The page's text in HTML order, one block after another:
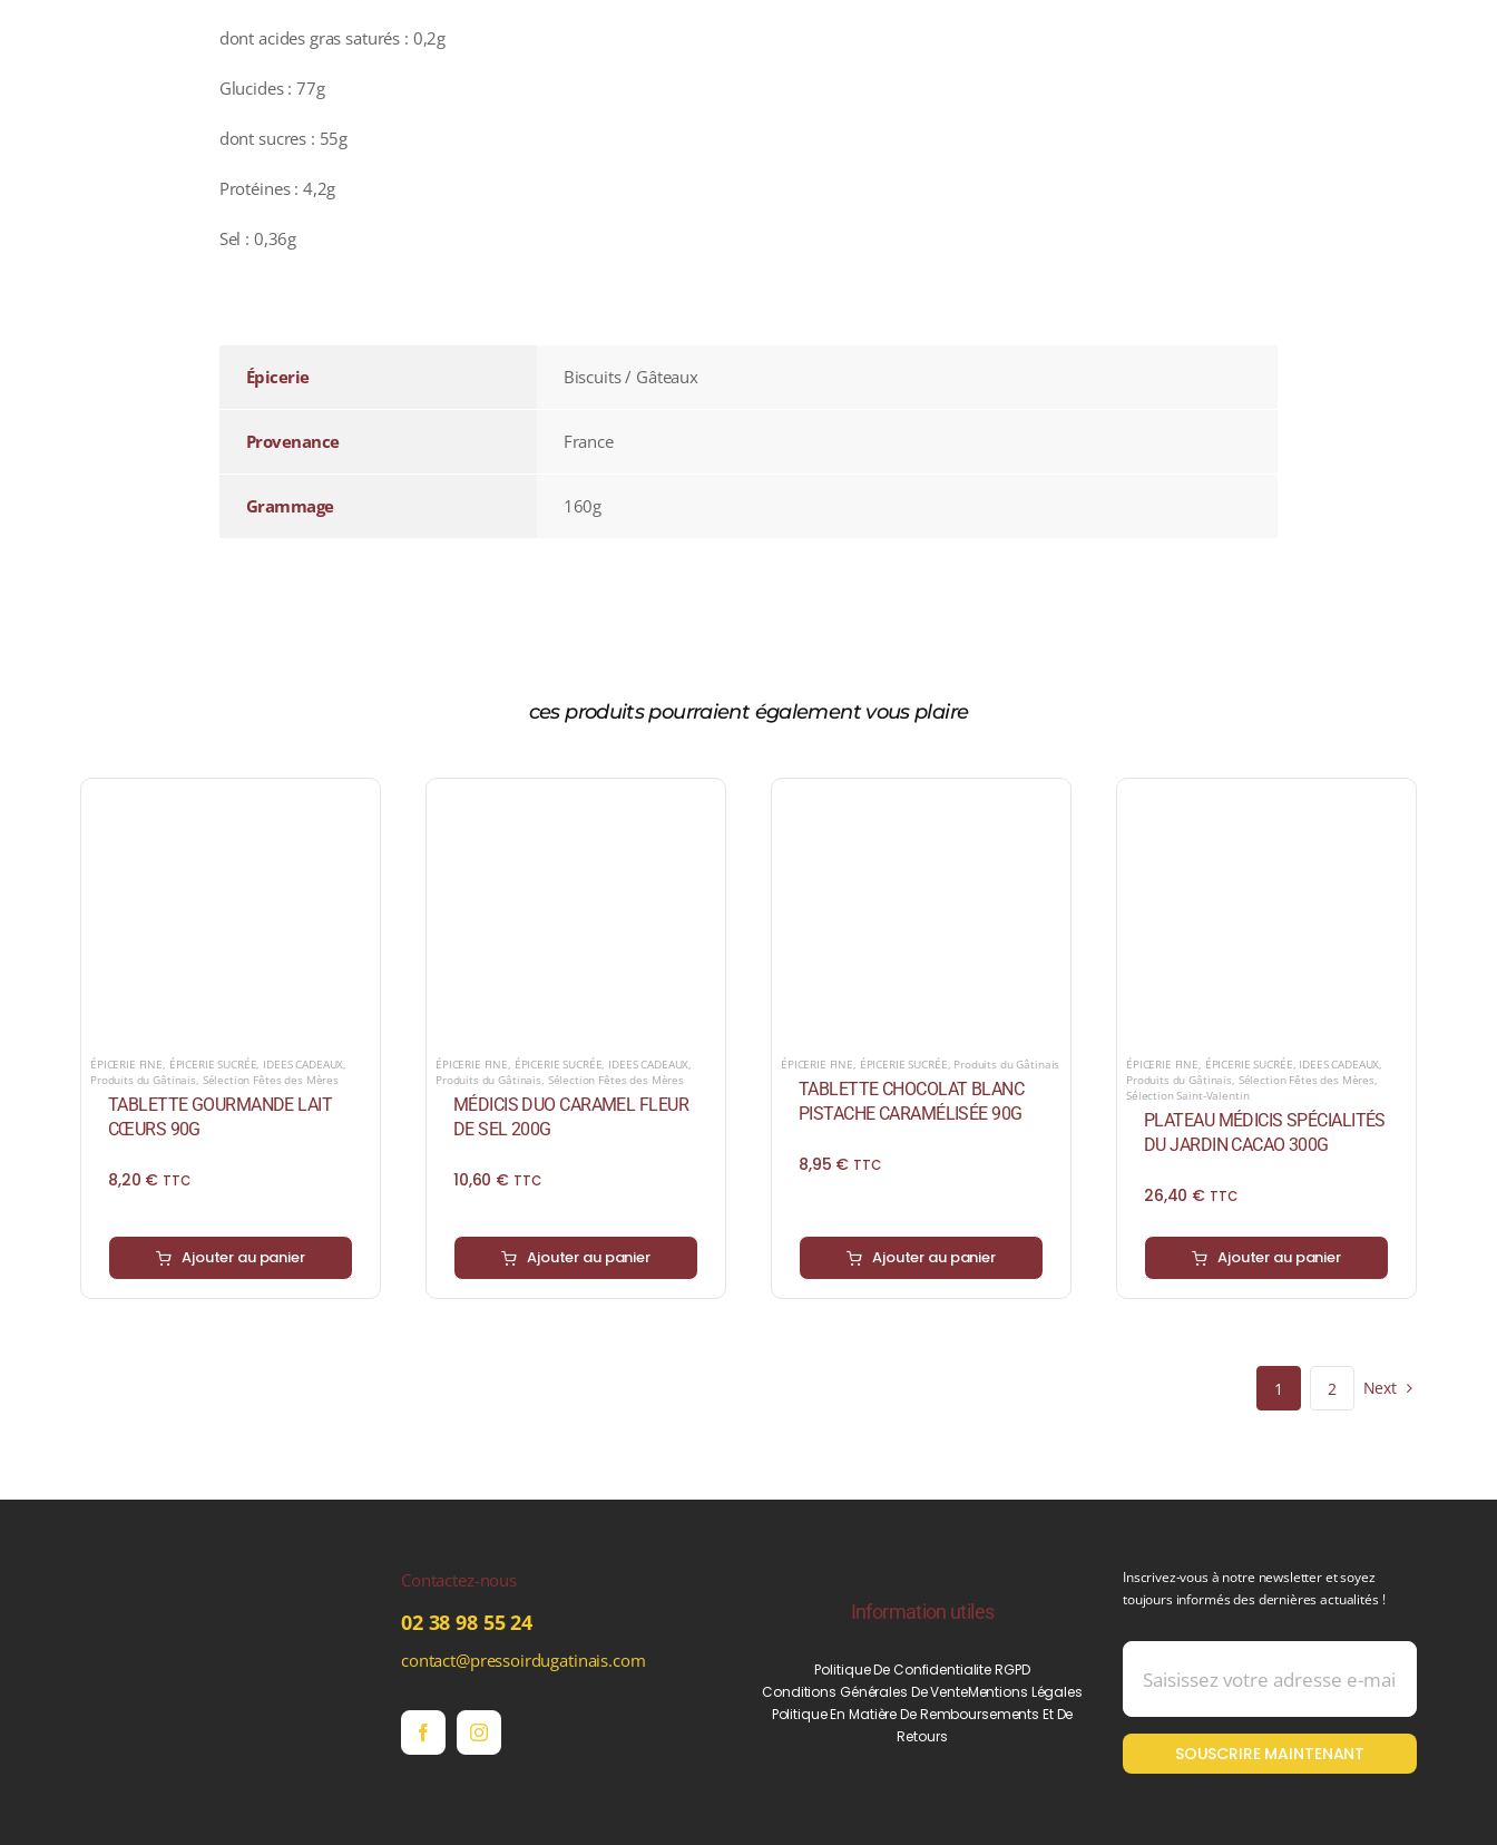
dont acides gras saturés : 0,2g
Glucides : 77g
dont sucres : 55g
Protéines : 4,2g
Sel : 0,36g
Épicerie Biscuits / Gâteaux
Provenance France
Grammage 160g
ces produits pourraient également vous plaire
ÉPICERIE FINE, ÉPICERIE SUCRÉE, IDEES CADEAUX,
Produits du Gâtinais, Sélection Fêtes des Mères
TABLETTE GOURMANDE LAIT
CŒURS 90G
8,20 € TTC
Ajouter au panier
ÉPICERIE FINE, ÉPICERIE SUCRÉE, IDEES CADEAUX,
Produits du Gâtinais, Sélection Fêtes des Mères
MÉDICIS DUO CARAMEL FLEUR
DE SEL 200G
10,60 € TTC
Ajouter au panier
ÉPICERIE FINE, ÉPICERIE SUCRÉE, Produits du Gâtinais
TABLETTE CHOCOLAT BLANC
PISTACHE CARAMÉLISÉE 90G
8,95 € TTC
Ajouter au panier
ÉPICERIE FINE, ÉPICERIE SUCRÉE, IDEES CADEAUX,
Produits du Gâtinais, Sélection Fêtes des Mères,
Sélection Saint-Valentin
PLATEAU MÉDICIS SPÉCIALITÉS
DU JARDIN CACAO 300G
26,40 € TTC
Ajouter au panier
1 2 Next
Contactez-nous
02 38 98 55 24
contact@pressoirdugatinais.com
Information utiles
Politique De Confidentialite RGPD
Conditions Générales De VenteMentions Légales
Politique En Matière De Remboursements Et De
Retours
Inscrivez-vous à notre newsletter et soyez
toujours informés des dernières actualités !
SOUSCRIRE MAINTENANT